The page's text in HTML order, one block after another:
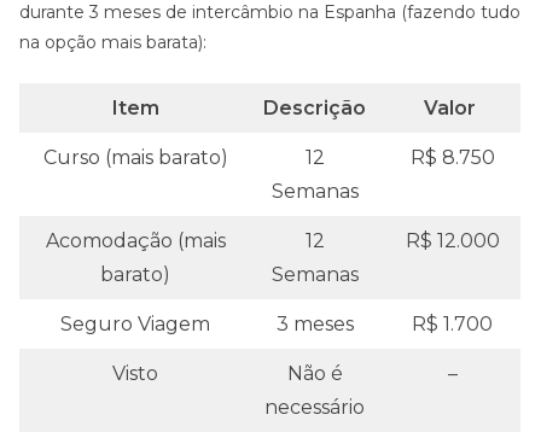
durante 3 meses de intercâmbio na Espanha (fazendo tudo
na opção mais barata):
Item Descrição Valor
Curso (mais barato)
12
Semanas
R$ 8.750
Acomodação (mais
barato)
12
Semanas
R$ 12.000
Seguro Viagem 3 meses R$ 1.700
Visto
Não é
necessário
–